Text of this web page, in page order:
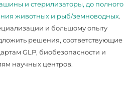
и стерилизаторы, до полного
животных и рыб/земноводных.
и большому опыту
решения, соответствующие
GLP, биобезопасности и
научных центров.